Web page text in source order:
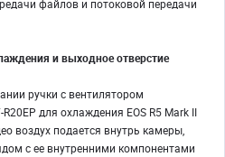
файлов и потоковой передачи
и выходное отверстие
ручки с вентилятором
для охлаждения EOS R5 Mark II
воздух подается внутрь камеры,
с ее внутренними компонентами